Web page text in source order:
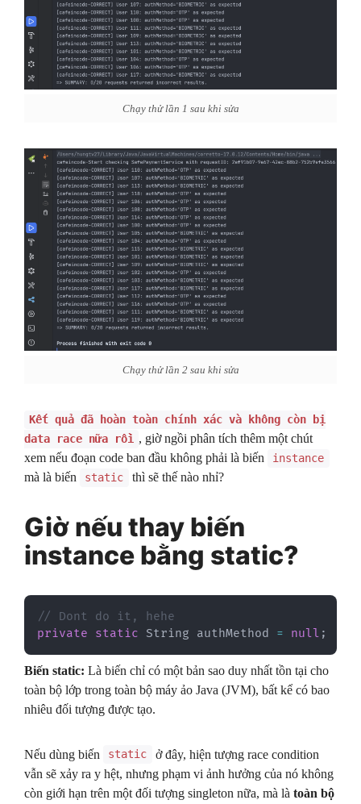
Chạy thử lần 1 sau khi sửa
Chạy thử lần 2 sau khi sửa
Kết quả đã hoàn toàn chính xác và không còn bị
data race nữa rồi , giờ ngồi phân tích thêm một chút
xem nếu đoạn code ban đầu không phải là biến
instance
mà là biến static thì sẽ thế nào nhỉ?
Giờ nếu thay biến
instance bằng static?
// Dont do it, hehe
private
static String authMethod = null ;
Biến static: Là biến chỉ có một bản sao duy nhất tồn tại cho
toàn bộ lớp trong toàn bộ máy ảo Java (JVM), bất kể có bao
nhiêu đối tượng được tạo.
Nếu dùng biến static
ở đây, hiện tượng race condition
vẫn sẽ xảy ra y hệt, nhưng phạm vi ảnh hưởng của nó không
còn giới hạn trên một đối tượng singleton nữa, mà là toàn bộ